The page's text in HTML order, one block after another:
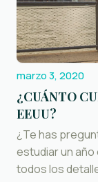
marzo 3, 2020
¿CUÁNTO
EEUU?
¿Te has
estudiar un año
todos los